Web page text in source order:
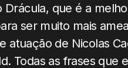
Drácula, que é a
ser muito mais
atuação de Nicolas
Todas as frases que